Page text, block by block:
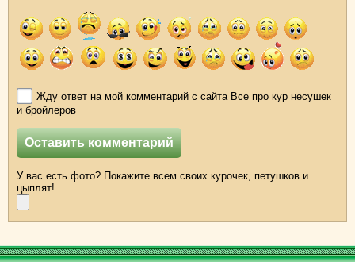
Жду ответ на мой комментарий с сайта Все про кур несушек
и бройлеров
У вас есть фото? Покажите всем своих курочек, петушков и
цыплят!